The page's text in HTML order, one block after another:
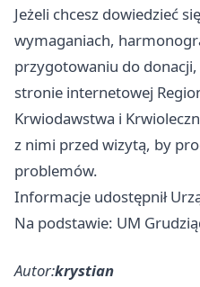
Jeżeli chcesz dowiedzieć
wymaganiach,
przygotowaniu do
stronie internetowej
Krwiodawstwa i
z nimi przed wizytą, by
problemów.
Informacje udostępnił
Na podstawie: UM
Autor:krystian